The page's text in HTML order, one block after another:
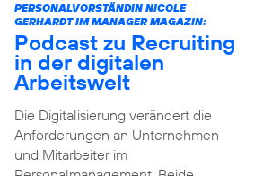
PERSONALVORSTÄNDIN NICOLE
GERHARDT IM MANAGER MAGAZIN:
Podcast zu Recruiting
in der digitalen
Arbeitswelt
Die Digitalisierung verändert die
Anforderungen an Unternehmen
und Mitarbeiter im